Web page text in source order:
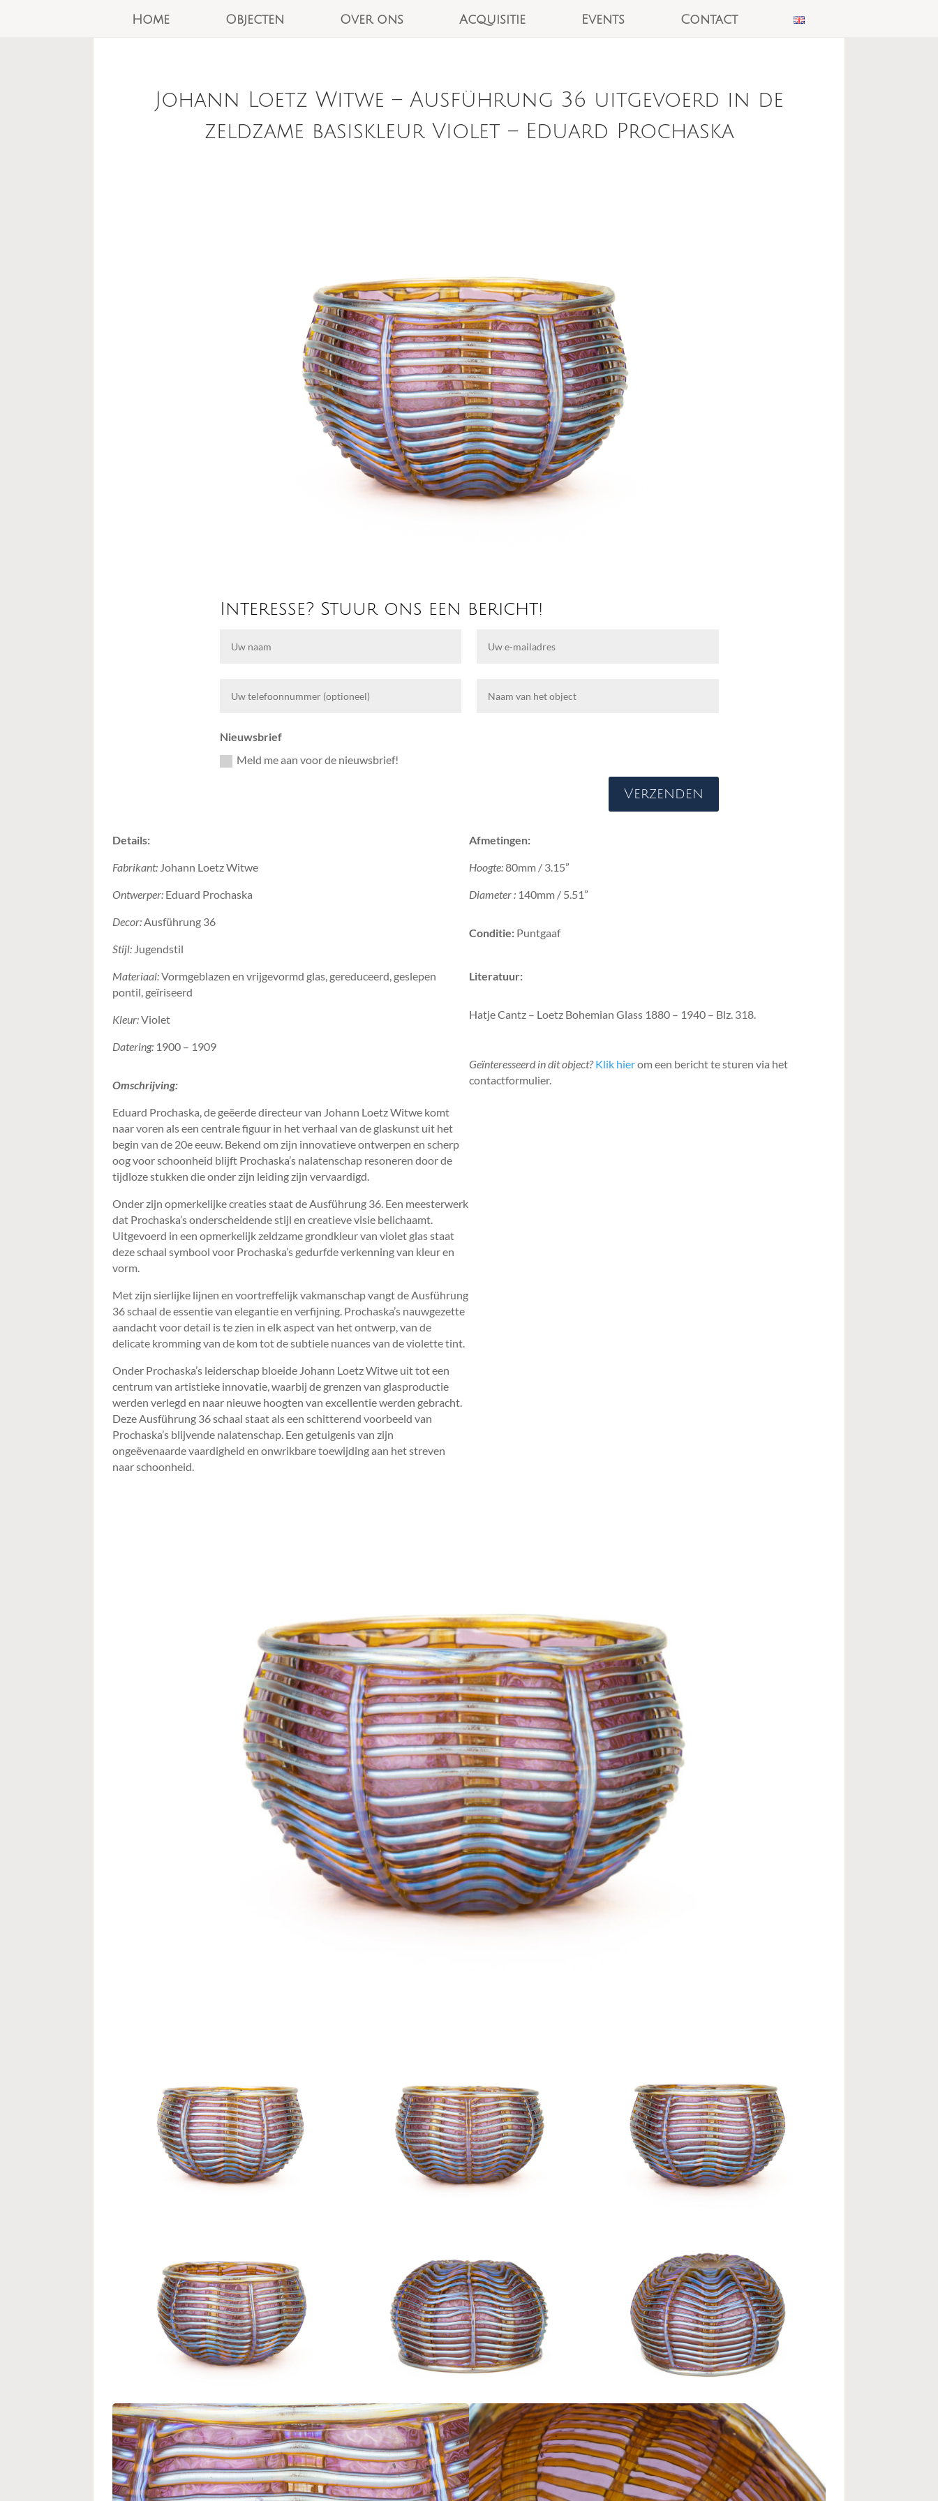
Home Objecten Over ons Acquisitie Events Contact
Johann Loetz Witwe – Ausführung 36 uitgevoerd in de
zeldzame basiskleur Violet – Eduard Prochaska
Interesse? Stuur ons een bericht!
Nieuwsbrief
Meld me aan voor de nieuwsbrief!
Verzenden
Details:
Fabrikant: Johann Loetz Witwe
Ontwerper: Eduard Prochaska
Decor: Ausführung 36
Stijl: Jugendstil
Materiaal:Vormgeblazen en vrijgevormd glas, gereduceerd, geslepen
pontil, geïriseerd
Kleur:Violet
Datering: 1900 – 1909
Omschrijving:
Eduard Prochaska, de geëerde directeur van Johann Loetz Witwe komt
naar voren als een centrale figuur in het verhaal van de glaskunst uit het
begin van de 20e eeuw. Bekend om zijn innovatieve ontwerpen en scherp
oog voor schoonheid blijft Prochaska’s nalatenschap resoneren door de
tijdloze stukken die onder zijn leiding zijn vervaardigd.
Onder zijn opmerkelijke creaties staat de Ausführung 36. Een meesterwerk
dat Prochaska’s onderscheidende stijl en creatieve visie belichaamt.
Uitgevoerd in een opmerkelijk zeldzame grondkleur van violet glas staat
deze schaal symbool voor Prochaska’s gedurfde verkenning van kleur en
vorm.
Met zijn sierlijke lijnen en voortreffelijk vakmanschap vangt de Ausführung
36 schaal de essentie van elegantie en verfijning. Prochaska’s nauwgezette
aandacht voor detail is te zien in elk aspect van het ontwerp, van de
delicate kromming van de kom tot de subtiele nuances van de violette tint.
Onder Prochaska’s leiderschap bloeide Johann Loetz Witwe uit tot een
centrum van artistieke innovatie, waarbij de grenzen van glasproductie
werden verlegd en naar nieuwe hoogten van excellentie werden gebracht.
Deze Ausführung 36 schaal staat als een schitterend voorbeeld van
Prochaska’s blijvende nalatenschap. Een getuigenis van zijn
ongeëvenaarde vaardigheid en onwrikbare toewijding aan het streven
naar schoonheid.
Afmetingen:
Hoogte:80mm / 3.15”
Diameter : 140mm / 5.51”
Conditie: Puntgaaf
Literatuur:
Hatje Cantz – Loetz Bohemian Glass 1880 – 1940 – Blz. 318.
Geïnteresseerd in dit object? Klik hierom een bericht te sturen via het
contactformulier.